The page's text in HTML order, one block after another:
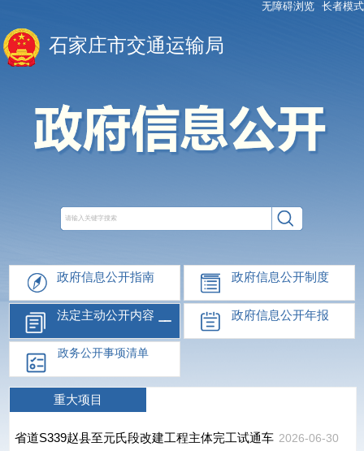
无障碍浏览 长者模式
石家庄市交通运输局
政府信息公开指南 政府信息公开制度
法定主动公开内容 政府信息公开年报
政务公开事项清单
重大项目
省道S339赵县至元氏段改建工程主体完工试通车 2026-06-30